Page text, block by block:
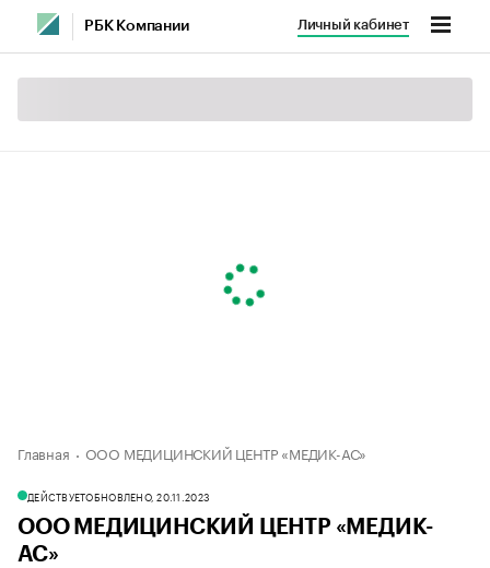
РБК Компании Личный кабинет
Главная ООО МЕДИЦИНСКИЙ ЦЕНТР «МЕДИК-АС»
ДЕЙСТВУЕТОБНОВЛЕНО, 20.11.2023
ООО МЕДИЦИНСКИЙ ЦЕНТР «МЕДИК-
АС»